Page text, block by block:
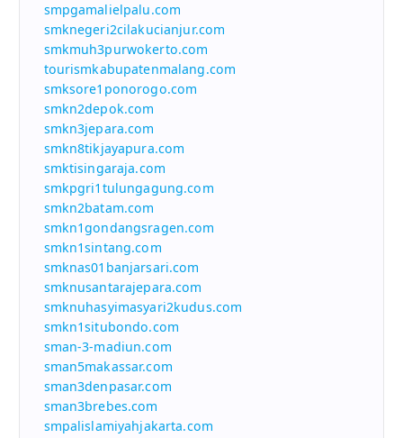
smpgamalielpalu.com
smknegeri2cilakucianjur.com
smkmuh3purwokerto.com
tourismkabupatenmalang.com
smksore1ponorogo.com
smkn2depok.com
smkn3jepara.com
smkn8tikjayapura.com
smktisingaraja.com
smkpgri1tulungagung.com
smkn2batam.com
smkn1gondangsragen.com
smkn1sintang.com
smknas01banjarsari.com
smknusantarajepara.com
smknuhasyimasyari2kudus.com
smkn1situbondo.com
sman-3-madiun.com
sman5makassar.com
sman3denpasar.com
sman3brebes.com
smpalislamiyahjakarta.com